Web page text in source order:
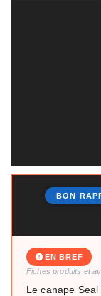
BON
EN BREF
Fiches produits et
Le canape